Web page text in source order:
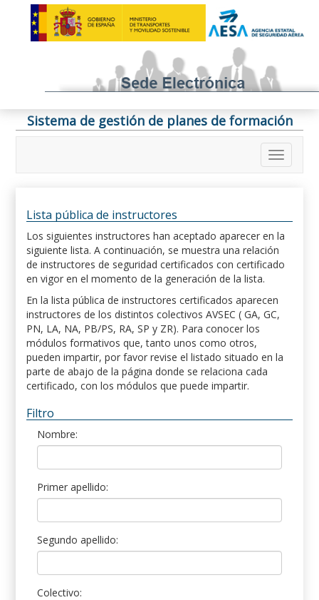
Sistema de gestión de planes de formación
Lista pública de instructores
Los siguientes instructores han aceptado aparecer en la
siguiente lista. A continuación, se muestra una relación
de instructores de seguridad certificados con certificado
en vigor en el momento de la generación de la lista.
En la lista pública de instructores certificados aparecen
instructores de los distintos colectivos AVSEC ( GA, GC,
PN, LA, NA, PB/PS, RA, SP y ZR). Para conocer los
módulos formativos que, tanto unos como otros,
pueden impartir, por favor revise el listado situado en la
parte de abajo de la página donde se relaciona cada
certificado, con los módulos que puede impartir.
Filtro
Nombre:
Primer apellido:
Segundo apellido:
Colectivo: